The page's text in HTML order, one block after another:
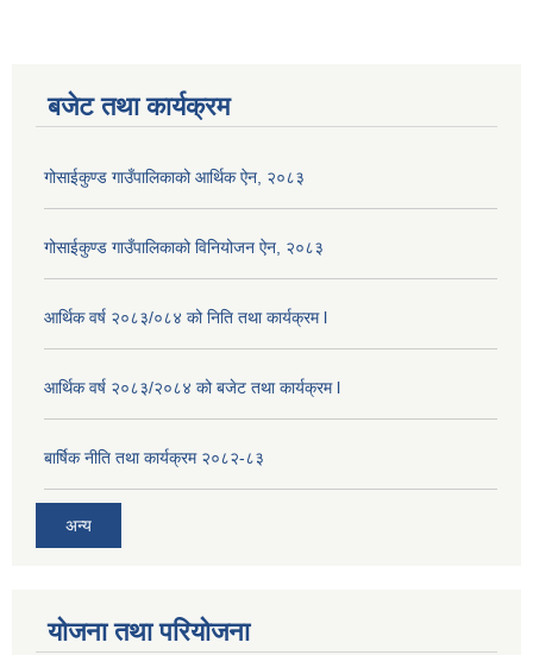
बजेट तथा कार्यक्रम
गोसाईकुण्ड गाउँपालिकाको आर्थिक ऐन, २०८३
गोसाईकुण्ड गाउँपालिकाको विनियोजन ऐन, २०८३
आर्थिक वर्ष २०८३/०८४ को निति तथा कार्यक्रम l
आर्थिक वर्ष २०८३/२०८४ को बजेट तथा कार्यक्रम l
बार्षिक नीति तथा कार्यक्रम २०८२-८३
अन्य
योजना तथा परियोजना